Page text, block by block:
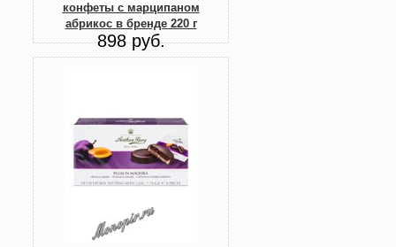
конфеты с марципаном
абрикос в бренде 220 г
898 руб.